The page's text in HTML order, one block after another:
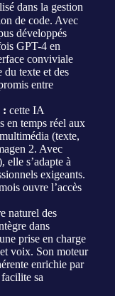
dans la gestion
de code. Avec
développés
GPT-4 en
conviviale
texte et des
entre
: cette IA
en temps réel aux
(texte,
2. Avec
s’adapte à
exigeants.
ouvre l’accès
naturel des
dans
prise en charge
voix. Son moteur
enrichie par
sa